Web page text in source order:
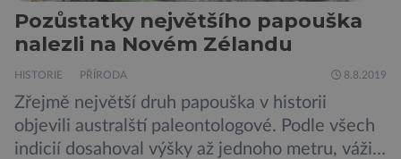
Pozůstatky největšího papouška
nalezli na Novém Zélandu
HISTORIE PŘÍRODA 8.8.2019
Zřejmě největší druh papouška v historii
objevili australští paleontologové. Podle všech
indicií dosahoval výšky až jednoho metru, vážil